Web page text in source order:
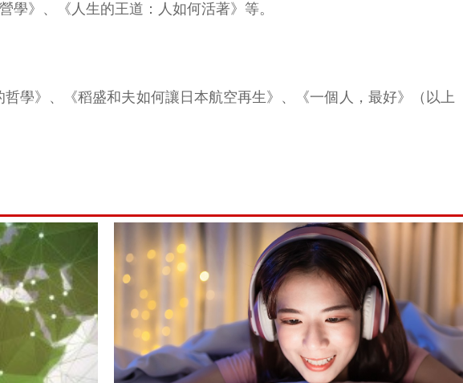
》、《人生的王道：人如何活著》等。
學》、《稻盛和夫如何讓日本航空再生》、《一個人，最好》（以上